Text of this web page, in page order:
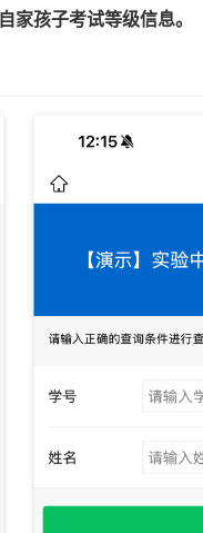
自家孩子考试等级信息。